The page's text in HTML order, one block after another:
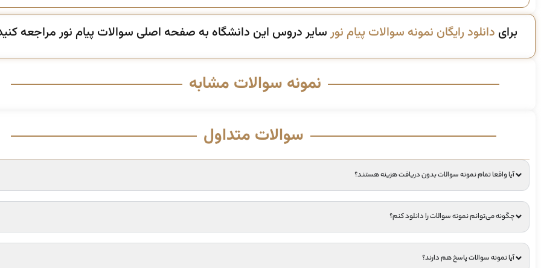
برای دانلود رایگان نمونه سوالات پیام نورسایر دروس این دانشگاه به صفحه اصلی سوالات پیام نور مراجعه
نمونه سوالات مشابه
سوالات متداول
آیا واقعا تمام نمونه سوالات بدون دریافت هزینه هستند؟
چگونه می‌توانم نمونه سوالات را دانلود کنم؟
آیا نمونه سوالات پاسخ هم دارند؟